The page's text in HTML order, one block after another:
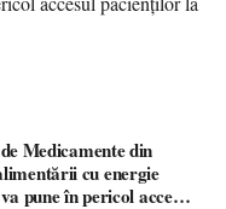
Medicamente din
cu energie
pune în pericol accesul